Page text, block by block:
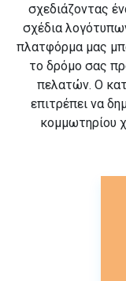
σχεδιάζοντας
σχέδια
πλατφόρμα μας
το δρόμο σας
πελατών. Ο
επιτρέπει να
κομμωτηρίου